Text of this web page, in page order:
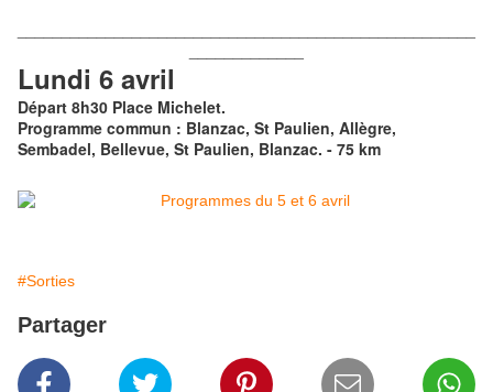
Lundi 6 avril
Départ 8h30 Place Michelet.
Programme commun : Blanzac, St Paulien, Allègre,
Sembadel, Bellevue, St Paulien, Blanzac. - 75 km
#Sorties
Partager